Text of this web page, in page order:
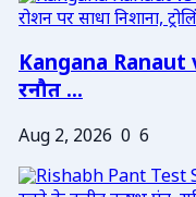
Kangana Ranaut
रनौत ...
Aug 2, 2026 0 6